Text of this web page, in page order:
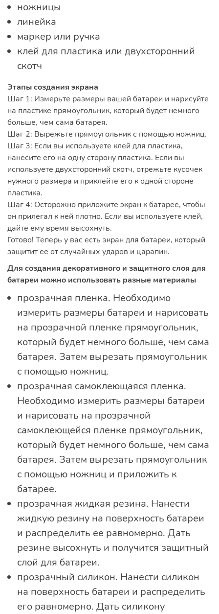
ножницы
линейка
маркер или ручка
клей для пластика или двухсторонний
скотч
Этапы создания экрана
Шаг 1: Измерьте размеры вашей батареи и нарисуйте
на пластике прямоугольник, который будет немного
больше, чем сама батарея.
Шаг 2: Вырежьте прямоугольник с помощью ножниц.
Шаг 3: Если вы используете клей для пластика,
нанесите его на одну сторону пластика. Если вы
используете двухсторонний скотч, отрежьте кусочек
нужного размера и приклейте его к одной стороне
пластика.
Шаг 4: Осторожно приложите экран к батарее, чтобы
он прилегал к ней плотно. Если вы используете клей,
дайте ему время высохнуть.
Готово! Теперь у вас есть экран для батареи, который
защитит ее от случайных ударов и царапин.
Для создания декоративного и защитного слоя для
батареи можно использовать разные материалы
прозрачная пленка. Необходимо
измерить размеры батареи и нарисовать
на прозрачной пленке прямоугольник,
который будет немного больше, чем сама
батарея. Затем вырезать прямоугольник
с помощью ножниц.
прозрачная самоклеющаяся пленка.
Необходимо измерить размеры батареи
и нарисовать на прозрачной
самоклеющейся пленке прямоугольник,
который будет немного больше, чем сама
батарея. Затем вырезать прямоугольник
с помощью ножниц и приложить к
батарее.
прозрачная жидкая резина. Нанести
жидкую резину на поверхность батареи
и распределить ее равномерно. Дать
резине высохнуть и получится защитный
слой для батареи.
прозрачный силикон. Нанести силикон
на поверхность батареи и распределить
его равномерно. Дать силикону